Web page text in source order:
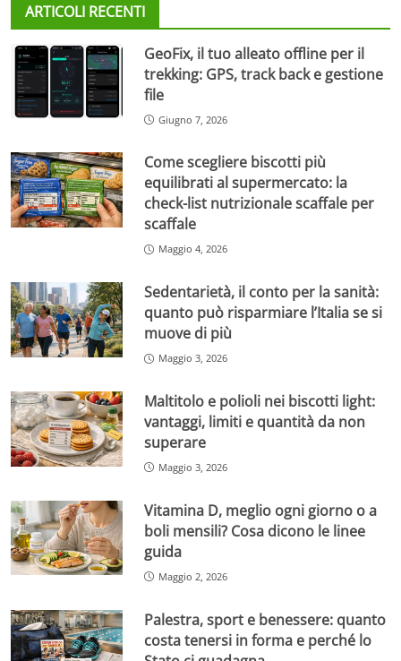
ARTICOLI RECENTI
GeoFix, il tuo alleato offline per il
trekking: GPS, track back e gestione
file
Giugno 7, 2026
Come scegliere biscotti più
equilibrati al supermercato: la
check-list nutrizionale scaffale per
scaffale
Maggio 4, 2026
Sedentarietà, il conto per la sanità:
quanto può risparmiare l’Italia se si
muove di più
Maggio 3, 2026
Maltitolo e polioli nei biscotti light:
vantaggi, limiti e quantità da non
superare
Maggio 3, 2026
Vitamina D, meglio ogni giorno o a
boli mensili? Cosa dicono le linee
guida
Maggio 2, 2026
Palestra, sport e benessere: quanto
costa tenersi in forma e perché lo